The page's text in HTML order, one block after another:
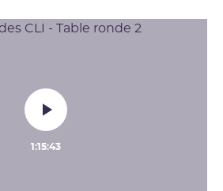
1:15:43